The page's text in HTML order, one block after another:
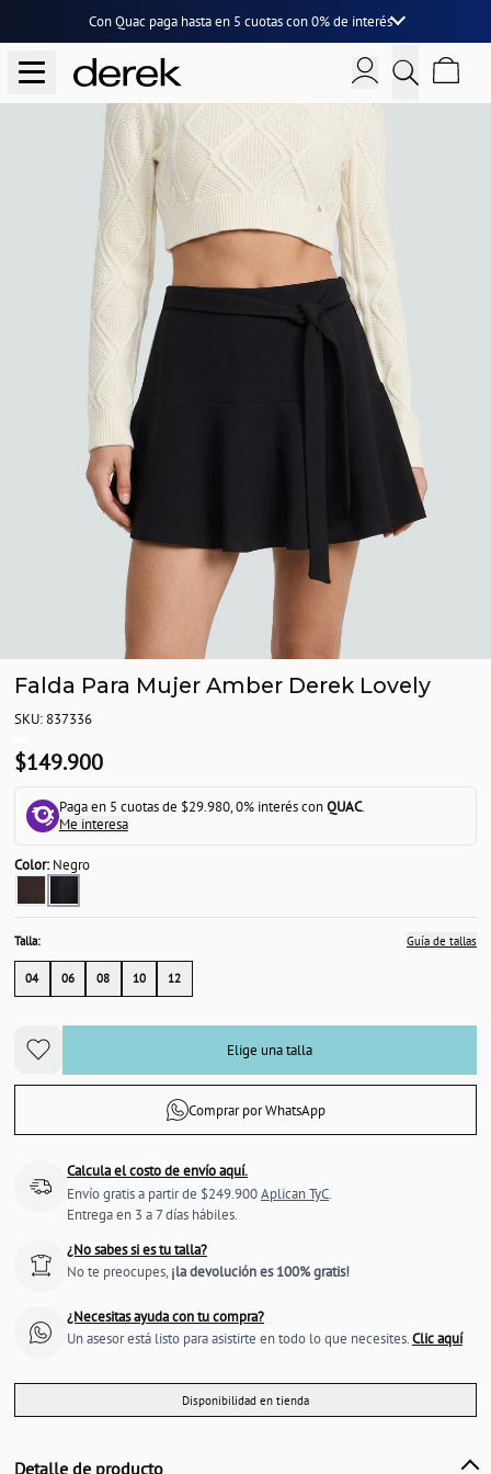
Con Quac paga hasta en 5 cuotascon0% de interés
Falda Para Mujer Amber Derek Lovely
SKU: 837336
$149.900
Paga en 5 cuotas de $29.980, 0% interés conQUAC.
Me interesa
Color:Negro
Talla: Guía de tallas
04 06 08 10 12
Elige una talla
Comprar por WhatsApp
Calcula el costo de envío aquí.
Envío gratis a partir de $249.900Aplican TyC.
Entrega en 3 a 7 días hábiles.
¿No sabes si es tu talla?
No te preocupes, ¡la devolución es 100% gratis!
¿Necesitas ayuda con tu compra?
Un asesor está listo para asistirte en todo lo que necesites.Clic aquí
Disponibilidad en tienda
Detalle de producto